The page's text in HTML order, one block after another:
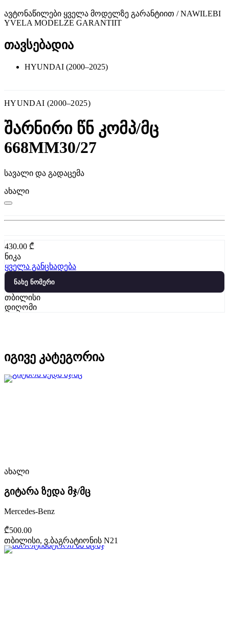
ავტონაწილები ყველა მოდელზე გარანტიით / NAWILEBI
YVELA MODELZE GARANTIIT
თავსებადია
HYUNDAI (2000–2025)
HYUNDAI (2000–2025)
შარნირი წნ კომპ/მც
668MM30/27
სავალი და გადაცემა
ახალი
430.00 ₾
ნიკა
ყველა განცხადება
ნახე ნომერი
თბილისი
დიღომი
იგივე კატეგორია
ახალი
გიტარა ზედა მჯ/მც
Mercedes-Benz
₾500.00
თბილისი, ვ.ბაგრატიონის N21